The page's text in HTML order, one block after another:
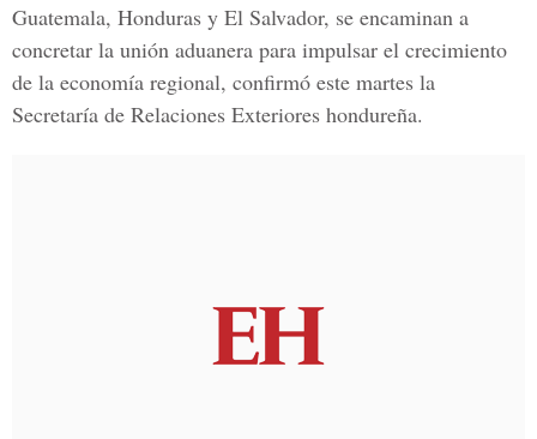
Guatemala, Honduras y El Salvador, se encaminan a
concretar la unión aduanera para impulsar el crecimiento
de la economía regional, confirmó este martes la
Secretaría de Relaciones Exteriores hondureña.